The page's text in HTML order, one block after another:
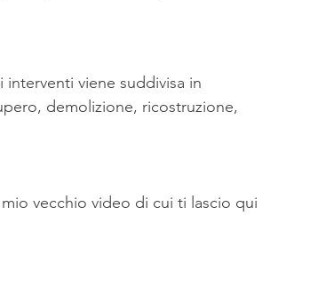
viene suddivisa in
demolizione, ricostruzione,
vecchio video di cui ti lascio qui